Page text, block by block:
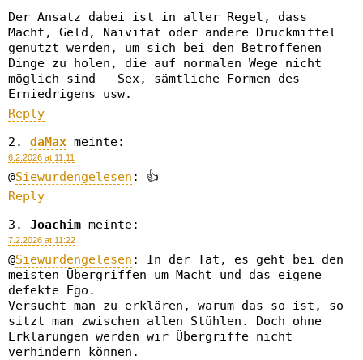
Der Ansatz dabei ist in aller Regel, dass
Macht, Geld, Naivität oder andere Druckmittel
genutzt werden, um sich bei den Betroffenen
Dinge zu holen, die auf normalen Wege nicht
möglich sind - Sex, sämtliche Formen des
Erniedrigens usw.
Reply
daMax meinte:
6.2.2026 at 11:11
@Siewurdengelesen : 👍
Reply
Joachim meinte:
7.2.2026 at 11:22
@Siewurdengelesen : In der Tat, es geht bei den
meisten Übergriffen um Macht und das eigene
defekte Ego.
Versucht man zu erklären, warum das so ist, so
sitzt man zwischen allen Stühlen. Doch ohne
Erklärungen werden wir Übergriffe nicht
verhindern können.